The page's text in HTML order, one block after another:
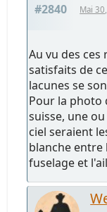
#2840 Mai
Au vu des
satisfaits de
lacunes se
Pour la photo
suisse, une
ciel seraient
blanche entre
fuselage et